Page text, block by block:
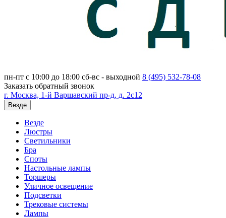
пн-пт с 10:00 до 18:00 сб-вс - выходной 8 (495) 532-78-08
Заказать обратный звонок
г. Москва, 1-й Варшавский пр-д, д. 2с12
Везде
Везде
Люстры
Светильники
Бра
Споты
Настольные лампы
Торшеры
Уличное освещение
Подсветки
Трековые системы
Лампы